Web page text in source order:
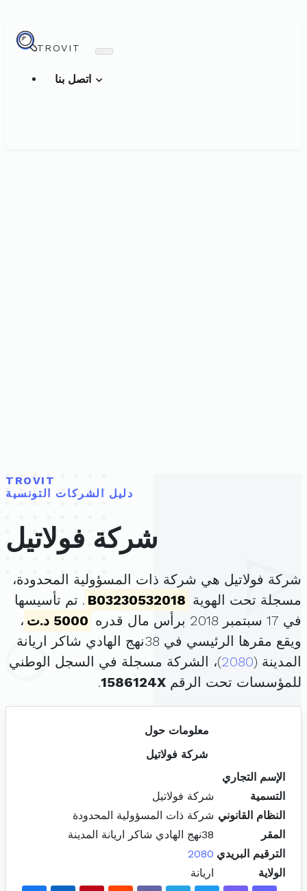
TROVIT
TROVIT
دليل الشركات التونسية
شركة فولاتيل
شركة فولاتيل هي شركة ذات المسؤولية المحدودة،
مسجلة تحت الهوية B03230532018 . تم تأسيسها
في 17 سبتمبر 2018 برأس مال قدره
5000 د.ت
،
ويقع مقرها الرئيسي في 38نهج الهادي شاكر اريانة
المدينة (2080)، الشركة مسجلة في السجل الوطني
للمؤسسات تحت الرقم 1586124X
.
معلومات حول
شركة فولاتيل
الإسم التجاري
التسمية
شركة فولاتيل
النظام القانوني شركة ذات المسؤولية المحدودة
المقر
38نهج الهادي شاكر اريانة المدينة
الترقيم البريدي 2080
الولاية
اريانة